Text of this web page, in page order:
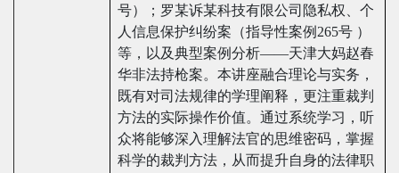
号）；罗某诉某科技有限公司隐私权、个
人信息保护纠纷案（指导性案例265号 ）
等，以及典型案例分析——天津大妈赵春
华非法持枪案。本讲座融合理论与实务，
既有对司法规律的学理阐释，更注重裁判
方法的实际操作价值。通过系统学习，听
众将能够深入理解法官的思维密码，掌握
科学的裁判方法，从而提升自身的法律职